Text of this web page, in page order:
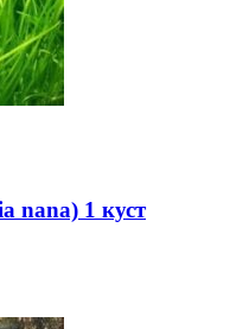
nana) 1 куст